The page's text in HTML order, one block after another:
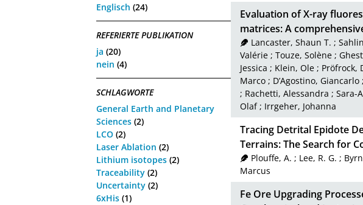
Englisch (24)
REFERIERTE PUBLIKATION
ja (20)
nein (4)
SCHLAGWORTE
General Earth and Planetary
Sciences (2)
LCO (2)
Laser Ablation (2)
Lithium isotopes (2)
Traceability (2)
Uncertainty (2)
6xHis (1)
Evaluation of X-ray
matrices: A
Lancaster, Shaun T. ;
Valérie; Touze, Solène;
Jessica ; Klein, Ole; Pröfrock,
Marco; D’Agostino, Giancarlo;
; Rachetti, Alessandra ; Sara-
Olaf; Irrgeher, Johanna
Tracing Detrital Epidote
Terrains: The Search for
Plouffe, A. ; Lee, R. G. ;
Marcus
Fe Ore Upgrading